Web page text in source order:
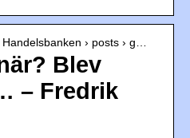
› posts › g…
Blev
– Fredrik